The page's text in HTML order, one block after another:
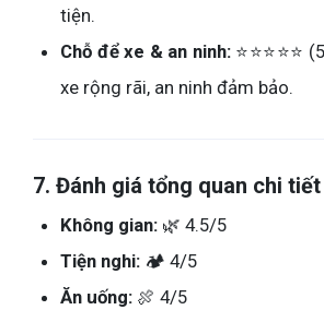
tiện.
Chỗ để xe & an ninh:⭐⭐⭐⭐⭐
xe rộng rãi, an ninh đảm bảo.
7. Đánh giá tổng quan chi tiết
Không gian: 🌿 4.5/5
Tiện nghi: 🏕️ 4/5
Ăn uống: 🍖 4/5